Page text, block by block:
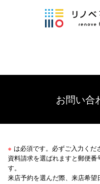
お問い合
※ は必須です。必ずご入力くだ
資料請求を選ばれますと郵便
す。
来店予約を選んだ際、来店希望